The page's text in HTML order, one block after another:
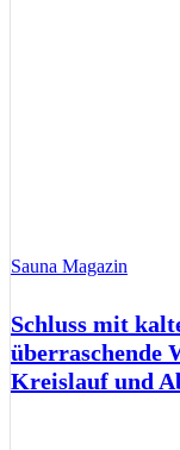
Sauna Magazin
Schluss mit
überraschende
Kreislauf und